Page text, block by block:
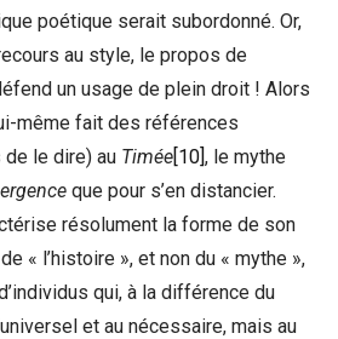
poétique serait subordonné. Or,
au style, le propos de
un usage de plein droit ! Alors
même fait des références
le dire) au Timée[10], le mythe
que pour s’en distancier.
résolument la forme de son
« l’histoire », et non du « mythe »,
qui, à la différence du
et au nécessaire, mais au